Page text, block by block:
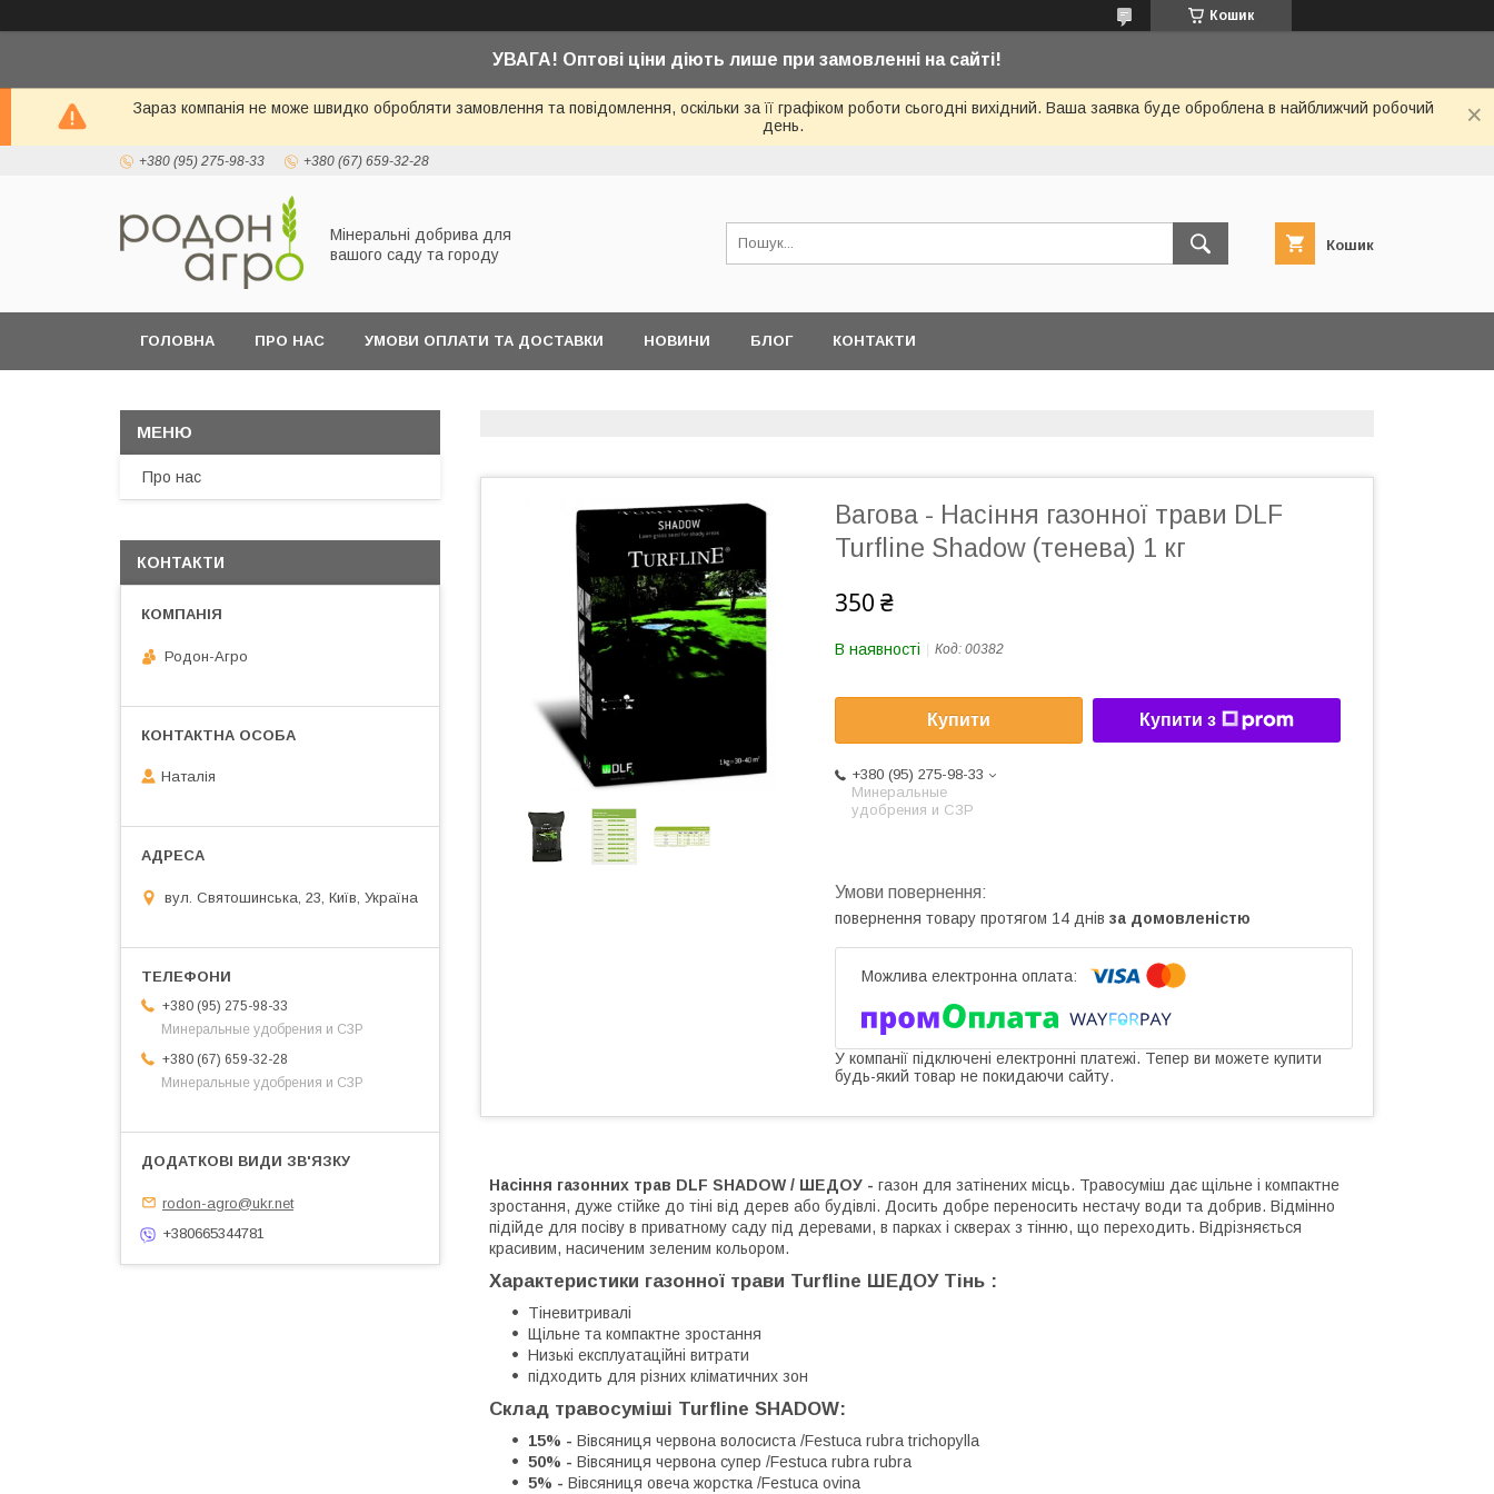
Кошик
УВАГА! Оптові ціни діють лише при замовленні на сайті!
Зараз компанія не може швидко обробляти замовлення та повідомлення, оскільки за її графіком роботи сьогодні вихідний. Ваша заявка буде оброблена в найближчий робочий
день.
+380 (95) 275-98-33 +380 (67) 659-32-28
Мінеральні добрива для
вашого саду та городу
Кошик
ГОЛОВНА ПРО НАС УМОВИ ОПЛАТИ ТА ДОСТАВКИ НОВИНИ БЛОГ КОНТАКТИ
Вагова - Насіння газонної трави DLF
Turfline Shadow (тенева) 1 кг
350 ₴
В наявності Код: 00382
Купити Купити з
+380 (95) 275-98-33
Минеральные
удобрения и СЗР
повернення товару протягом 14 днів за домовленістю
У компанії підключені електронні платежі. Тепер ви можете купити
будь-який товар не покидаючи сайту.
Насіння газонних трав DLF SHADOW / ШЕДОУ - газон для затінених місць. Травосуміш дає щільне і компактне
зростання, дуже стійке до тіні від дерев або будівлі. Досить добре переносить нестачу води та добрив. Відмінно
підійде для посіву в приватному саду під деревами, в парках і скверах з тінню, що переходить. Відрізняється
красивим, насиченим зеленим кольором.
Характеристики газонної трави Turfline ШЕДОУ Тінь :
Тіневитривалі
Щільне та компактне зростання
Низькі експлуатаційні витрати
підходить для різних кліматичних зон
Склад травосуміші Turfline SHADOW:
15% - Вівсяниця червона волосиста /Festuca rubra trichopylla
50% - Вівсяниця червона супер /Festuca rubra rubra
5% - Вівсяниця овеча жорстка /Festuca ovina
Про нас
КОНТАКТИ
Родон-Агро
Наталія
вул. Святошинська, 23, Київ, Україна
+380 (95) 275-98-33
Минеральные удобрения и СЗР
+380 (67) 659-32-28
Минеральные удобрения и СЗР
rodon-agro@ukr.net
+380665344781